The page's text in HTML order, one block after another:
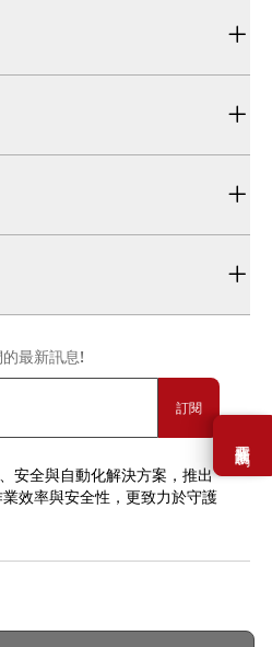
需要幫助嗎？
最新訊息!
訂閱
安全與自動化解決方案，推出
效率與安全性，更致力於守護